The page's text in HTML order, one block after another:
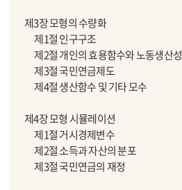
제3장 모형의 수량화
제1절 인구구조
제2절 개인의 효용함수와 노동생산성
제3절 국민연금제도
제4절 생산함수 및 기타 모수
제4장 모형 시뮬레이션
제1절 거시경제변수
제2절 소득과 자산의 분포
제3절 국민연금의 재정